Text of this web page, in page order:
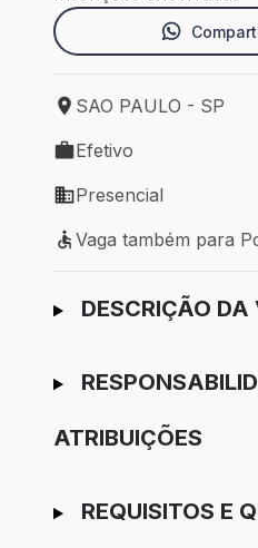
Local de trabalho: SAO
SAO PAULO - SP
Tipo de vaga: Efetivo
Efetivo
Modelo de trabalho:
Presencial
Vaga também para PcD
Vaga também para
Ir para candidatura
DESCRIÇÃO DA
ATRIBUIÇÕES
REQUISITOS E